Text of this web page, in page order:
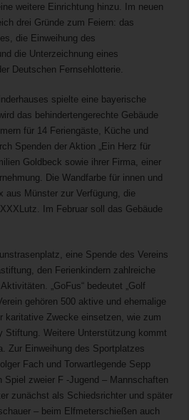
weitere Einrichtung hinzu. Im neuen
drei Gründe zum Feiern: das
die Einweihung des
die Unterzeichnung eines
Deutschen Fernsehlotterie.
spielte eine bayerische
das behindertengerechte Gebäude
für 14 Feriengäste, Küche und
Spenden der Aktion „Ein Herz für
Goldbeck sowie ihrer Firma, einer
Die Wandfarbe für innen und
aus Münster zur Verfügung, die
Im Februar soll das Gebäude
eine Spende des Vereins
den Ferienkindern zahlreiche
„GoFus“ bedeutet „Golf
gehören 500 aktive und ehemalige
karitative Zwecke einsetzen, wie zum
Stiftung. Weitere Unterstützung kommt
Zur Einweihung des Sportplatzes
Fach und Torwartlegende Sepp
Spiel zweier F -Jugend – Mannschaften
zunächst als Schiedsrichter und später
– beim Elfmeterschießen auch